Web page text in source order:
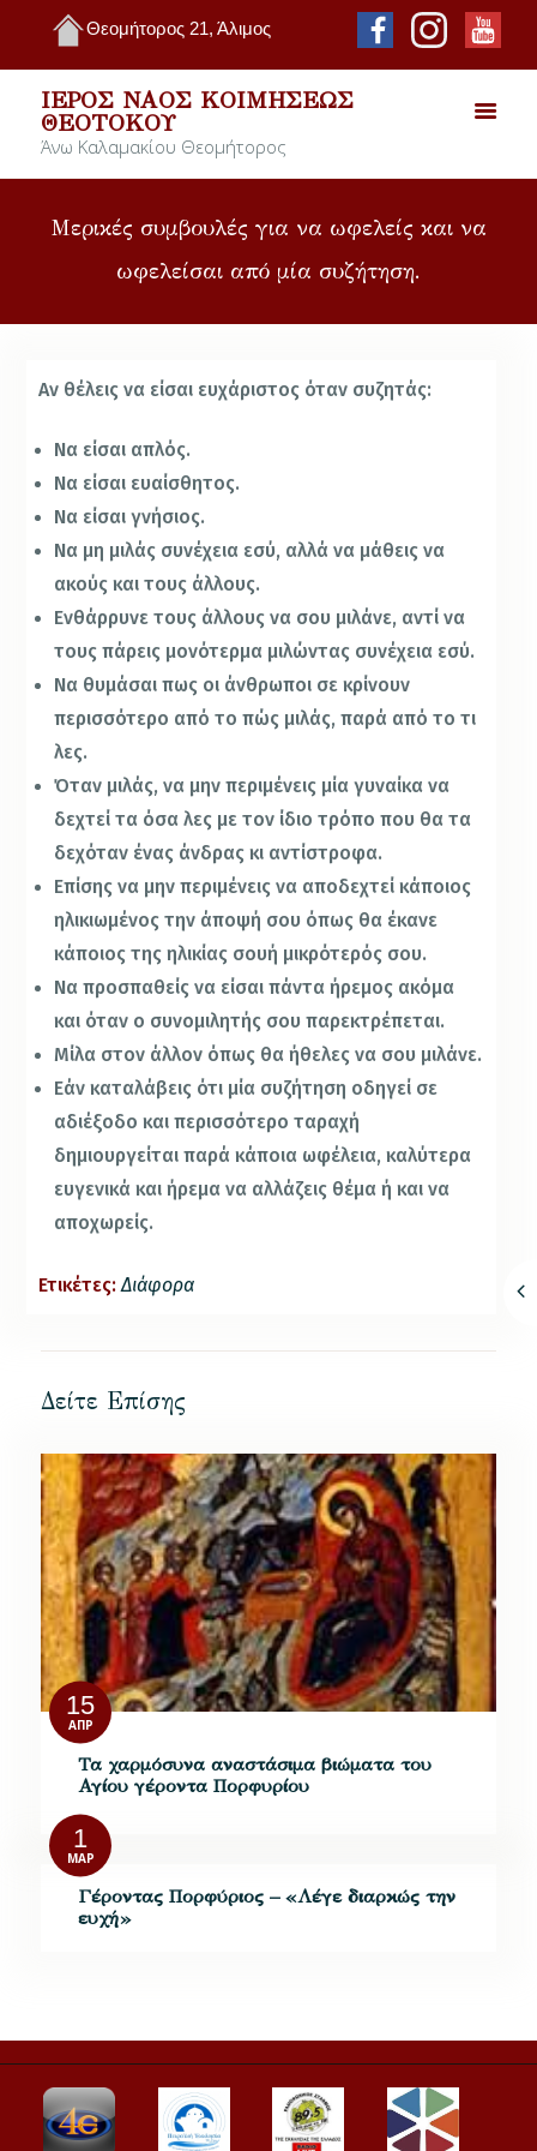
Θεομήτορος 21, Άλιμος
ΙΕΡΌΣ ΝΑΌΣ ΚΟΙΜΉΣΕΩΣ
ΘΕΟΤΌΚΟΥ
Άνω Καλαμακίου Θεομήτορος
Μερικές συμβουλές για να ωφελείς και να
ωφελείσαι από μία συζήτηση.
Αν θέλεις να είσαι ευχάριστος όταν συζητάς:
Να είσαι απλός.
Να είσαι ευαίσθητος.
Να είσαι γνήσιος.
Να μη μιλάς συνέχεια εσύ, αλλά να μάθεις να
ακούς και τους άλλους.
Ενθάρρυνε τους άλλους να σου μιλάνε, αντί να
τους πάρεις μονότερμα μιλώντας συνέχεια εσύ.
Να θυμάσαι πως οι άνθρωποι σε κρίνουν
περισσότερο από το πώς μιλάς, παρά από το τι
λες.
Όταν μιλάς, να μην περιμένεις μία γυναίκα να
δεχτεί τα όσα λες με τον ίδιο τρόπο που θα τα
δεχόταν ένας άνδρας κι αντίστροφα.
Επίσης να μην περιμένεις να αποδεχτεί κάποιος
ηλικιωμένος την άποψή σου όπως θα έκανε
κάποιος της ηλικίας σουή μικρότερός σου.
Να προσπαθείς να είσαι πάντα ήρεμος ακόμα
και όταν ο συνομιλητής σου παρεκτρέπεται.
Μίλα στον άλλον όπως θα ήθελες να σου μιλάνε.
Εάν καταλάβεις ότι μία συζήτηση οδηγεί σε
αδιέξοδο και περισσότερο ταραχή
δημιουργείται παρά κάποια ωφέλεια, καλύτερα
ευγενικά και ήρεμα να αλλάζεις θέμα ή και να
αποχωρείς.
Ετικέτες: Διάφορα
Δείτε Επίσης
15
ΑΠΡ
Τα χαρμόσυνα αναστάσιμα βιώματα του
Αγίου γέροντα Πορφυρίου
1
ΜΑΡ
Γέροντας Πορφύριος – «Λέγε διαρκώς την
ευχή»